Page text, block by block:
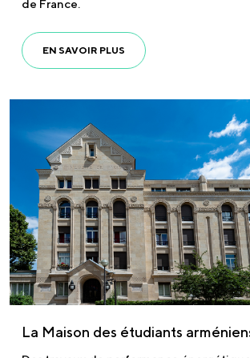
de France.
EN SAVOIR PLUS
La Maison des étudiants